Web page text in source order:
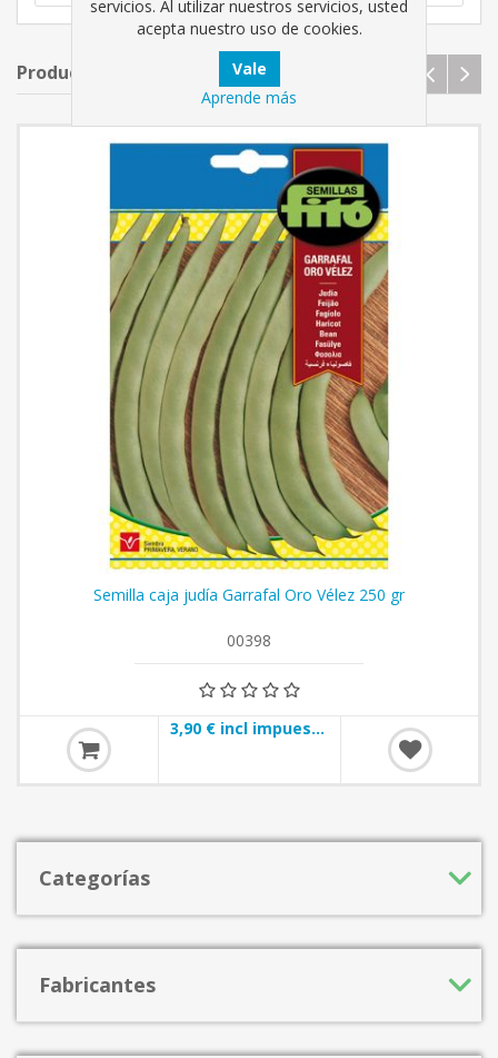
Productos relacionados
Semilla caja judía Garrafal Oro Vélez 250 gr
00398
3,90 € incl impuestos
Categorías
Fabricantes
servicios. Al utilizar nuestros servicios, usted
acepta nuestro uso de cookies.
Aprende más